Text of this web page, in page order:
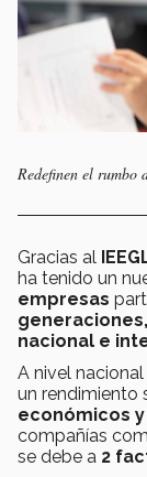
Redefinen el rumbo
Gracias al
ha tenido un
empresas
generaciones,
nacional e
A nivel
un rendimiento
económicos
compañías
se debe a 2